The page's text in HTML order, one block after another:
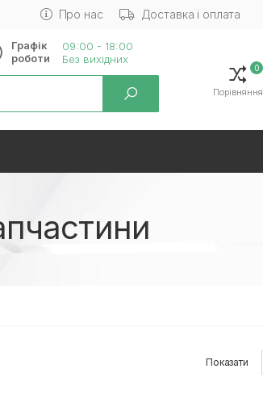
Про нас Доставка і оплата
Графік
роботи
09:00 - 18:00
Без вихiдних
0
Порівняння
Показати